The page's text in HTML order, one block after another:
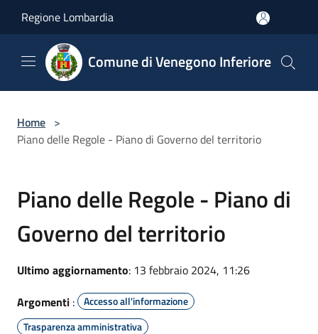
Regione Lombardia
Comune di Venegono Inferiore
Home >
Piano delle Regole - Piano di Governo del territorio
Piano delle Regole - Piano di
Governo del territorio
Ultimo aggiornamento: 13 febbraio 2024, 11:26
Argomenti :
Accesso all'informazione
Trasparenza amministrativa